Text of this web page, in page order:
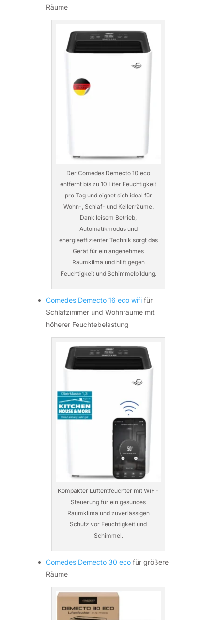
Räume
Der Comedes Demecto 10 eco
entfernt bis zu 10 Liter Feuchtigkeit
pro Tag und eignet sich ideal für
Wohn-, Schlaf- und Kellerräume.
Dank leisem Betrieb,
Automatikmodus und
energieeffizienter Technik sorgt das
Gerät für ein angenehmes
Raumklima und hilft gegen
Feuchtigkeit und Schimmelbildung.
Comedes Demecto 16 eco wififür
Schlafzimmer und Wohnräume mit
höherer Feuchtebelastung
Kompakter Luftentfeuchter mit WiFi-
Steuerung für ein gesundes
Raumklima und zuverlässigen
Schutz vor Feuchtigkeit und
Schimmel.
Comedes Demecto 30 ecofür größere
Räume